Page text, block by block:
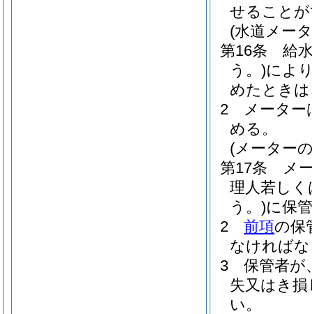
せること
(水道メー
第16条
給
う。)によ
めたとき
2
メータ
める。
(メーター
第17条
メ
理人若し
う。)に保
2
前項の保
なければ
3
保管者が
失又はき
い。